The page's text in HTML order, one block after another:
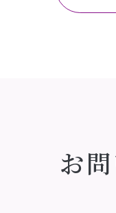
お